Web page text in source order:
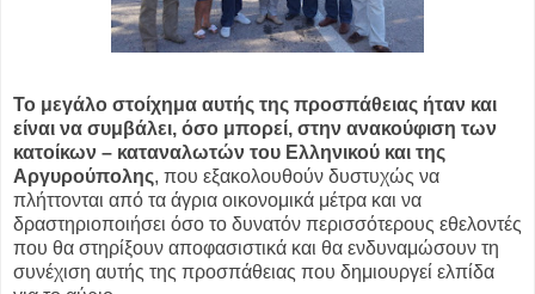
Το μεγάλο στοίχημα αυτής της προσπάθειας ήταν και
είναι να συμβάλει, όσο μπορεί, στην ανακούφιση των
κατοίκων – καταναλωτών του Ελληνικού και της
Αργυρούπολης, που εξακολουθούν δυστυχώς να
πλήττονται από τα άγρια οικονομικά μέτρα και να
δραστηριοποιήσει όσο το δυνατόν περισσότερους εθελοντές
που θα στηρίξουν αποφασιστικά και θα ενδυναμώσουν τη
συνέχιση αυτής της προσπάθειας που δημιουργεί ελπίδα